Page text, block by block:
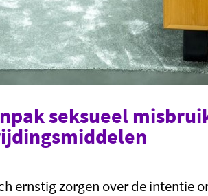
seksueel
ernstig zorgen over de intentie